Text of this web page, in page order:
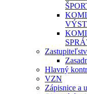
Hlavný
VZN
Zápisnice a